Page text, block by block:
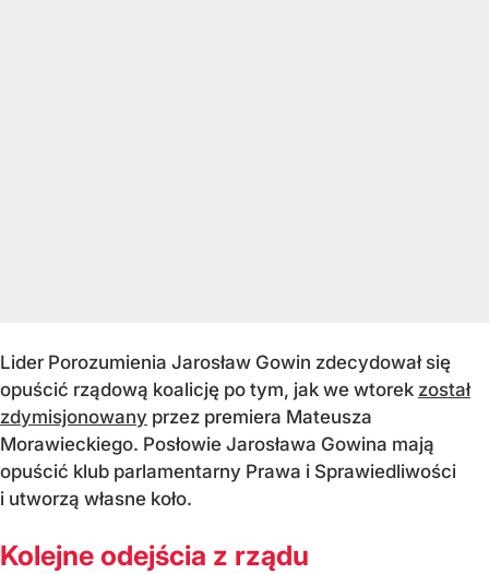
Lider Porozumienia Jarosław Gowin zdecydował się
opuścić rządową koalicję po tym, jak we wtorek został
zdymisjonowany przez premiera Mateusza
Morawieckiego. Posłowie Jarosława Gowina mają
opuścić klub parlamentarny Prawa i Sprawiedliwości
i utworzą własne koło.
Kolejne odejścia z rządu